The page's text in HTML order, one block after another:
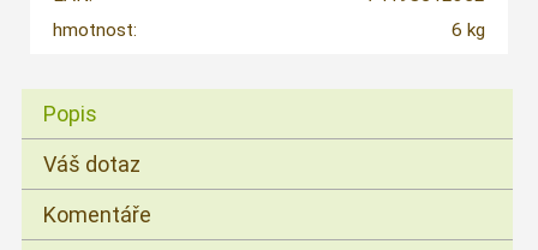
hmotnost:
6 kg
Popis
Váš dotaz
Komentáře